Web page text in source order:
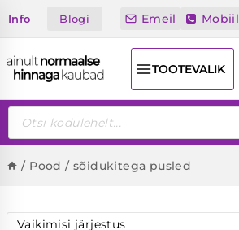
toInfo Blogi Emeil Mobiil
TOOTEVALIK
Products
search
/ Pood / sõidukitega pusled